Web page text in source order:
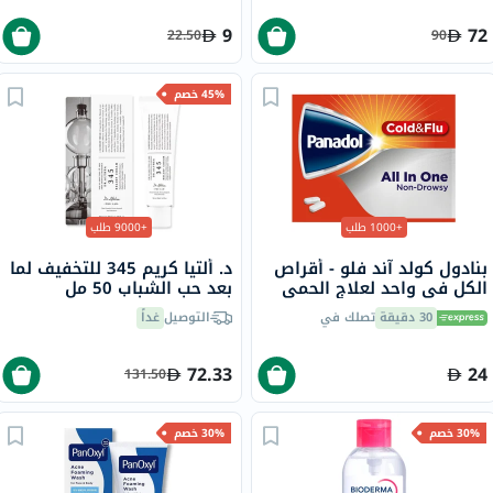
72
90
9
22.50
+1000 طلب
بنادول كولد آند فلو - أقراص
الكل في واحد لعلاج الحمى
والبرد والإنفلونزا حزمة من 24
30 دقيقة تصلك في
24
45% خصم
+9000 طلب
د. ألتيا كريم 345 للتخفيف لما
بعد حب الشباب 50 مل
التوصيلغداً
72.33
131.50
30% خصم 30% خصم